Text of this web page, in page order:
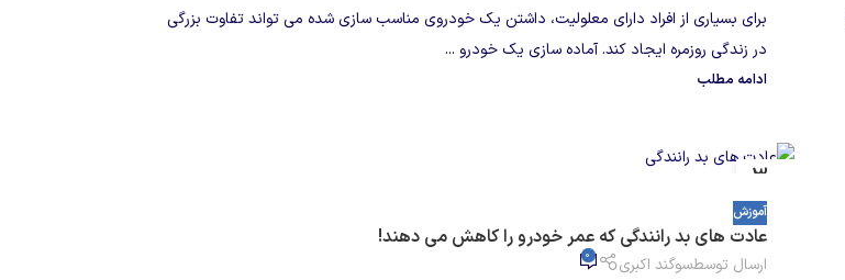
برای بسیاری از افراد دارای معلولیت، داشتن یک خودروی مناسب سازی شده می تواند تفاوت بزرگی
در زندگی روزمره ایجاد کند. آماده سازی یک خودرو ...
ادامه مطلب
30
جولای
آموزش
عادت های بد رانندگی که عمر خودرو را کاهش می دهند!
ارسال توسطسوگند اکبری 0